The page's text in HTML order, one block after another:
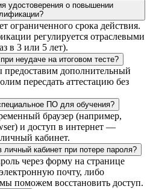
удостоверения о повышении
ограниченного срока действия.
регулируется отраслевыми
в 3 или 5 лет).
неудаче на итоговом тесте?
дополнительный
пересдать аттестацию без
ПО для обучения?
браузер (например,
и доступ в интернет —
кабинет.
личный кабинет при потере пароля?
через форму на странице
почту, либо
поможем восстановить доступ.